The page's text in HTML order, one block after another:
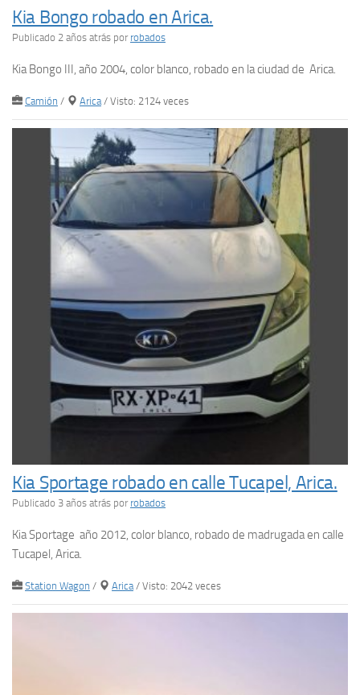
Kia Bongo robado en Arica.
Publicado 2 años atrás por robados
Kia Bongo III, año 2004, color blanco, robado en la ciudad de Arica.
Camión / Arica / Visto: 2124 veces
Kia Sportage robado en calle Tucapel, Arica.
Publicado 3 años atrás por robados
Kia Sportage año 2012, color blanco, robado de madrugada en calle
Tucapel, Arica.
Station Wagon / Arica/ Visto: 2042 veces